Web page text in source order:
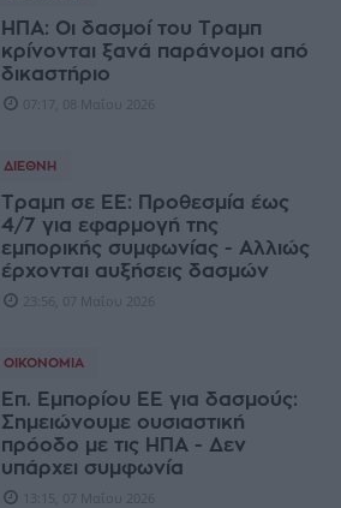
ΗΠΑ: Οι δασμοί του Τραμπ
κρίνονται ξανά παράνομοι από
δικαστήριο
07:17, 08 Μαΐου 2026
ΔΙΕΘΝΉ
Τραμπ σε ΕΕ: Προθεσμία έως
4/7 για εφαρμογή της
εμπορικής συμφωνίας - Αλλιώς
έρχονται αυξήσεις δασμών
23:56, 07 Μαΐου 2026
ΟΙΚΟΝΟΜΊΑ
Επ. Εμπορίου ΕΕ για δασμούς:
Σημειώνουμε ουσιαστική
πρόοδο με τις ΗΠΑ - Δεν
υπάρχει συμφωνία
13:15, 07 Μαΐου 2026